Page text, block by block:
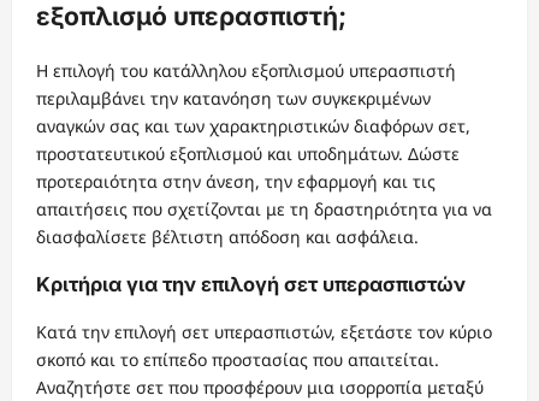
εξοπλισμό υπερασπιστή;
Η επιλογή του κατάλληλου εξοπλισμού υπερασπιστή
περιλαμβάνει την κατανόηση των συγκεκριμένων
αναγκών σας και των χαρακτηριστικών διαφόρων σετ,
προστατευτικού εξοπλισμού και υποδημάτων. Δώστε
προτεραιότητα στην άνεση, την εφαρμογή και τις
απαιτήσεις που σχετίζονται με τη δραστηριότητα για να
διασφαλίσετε βέλτιστη απόδοση και ασφάλεια.
Κριτήρια για την επιλογή σετ υπερασπιστών
Κατά την επιλογή σετ υπερασπιστών, εξετάστε τον κύριο
σκοπό και το επίπεδο προστασίας που απαιτείται.
Αναζητήστε σετ που προσφέρουν μια ισορροπία μεταξύ